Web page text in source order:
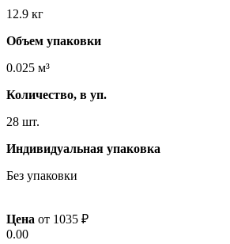
12.9 кг
Объем упаковки
0.025 м³
Количество, в уп.
28 шт.
Индивидуальная упаковка
Без упаковки
Цена от 1035 ₽
0.00